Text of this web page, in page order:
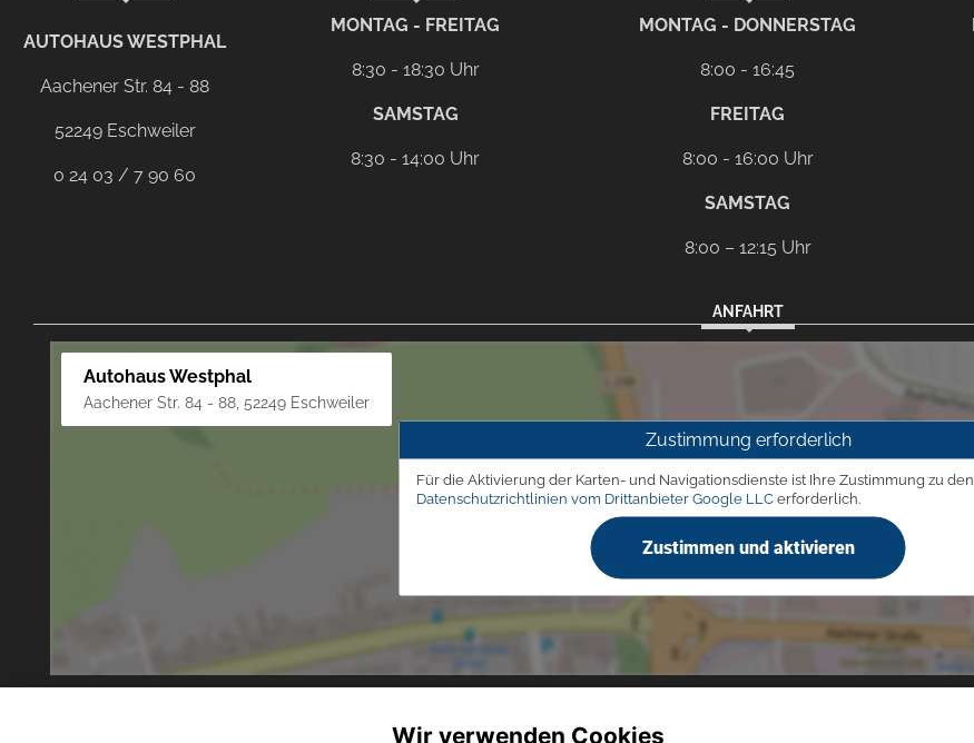
AUTOHAUS WESTPHAL
Aachener Str. 84 - 88
52249 Eschweiler
0 24 03 / 7 90 60
MONTAG - FREITAG
8:30 - 18:30 Uhr
SAMSTAG
8:30 - 14:00 Uhr
MONTAG - DONNERSTAG
8:00 - 16:45
FREITAG
8:00 - 16:00 Uhr
SAMSTAG
8:00 – 12:15 Uhr
Dieser Link führt zu Ihrem eMail-Programm
ANFAHRT
Autohaus Westphal
Aachener Str. 84 - 88, 52249 Eschweiler
Zustimmung erforderlich
Für die Aktivierung der Karten- und Navigationsdienste ist Ihre Zustimmung zu den
Datenschutzrichtlinien vom Drittanbieter Google LLCerforderlich.
Zustimmen und aktivieren
Wir verwenden Cookies